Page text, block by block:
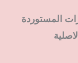
المستوردة